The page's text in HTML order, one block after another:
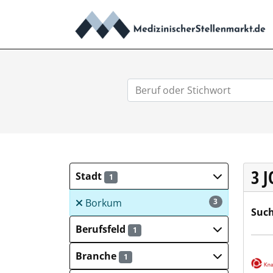
Stadt 1
3
Borkum
Berufsfeld
1
Branche 1
3